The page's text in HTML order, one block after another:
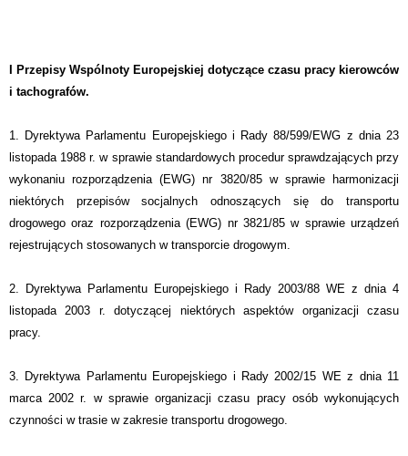
I Przepisy Wspólnoty Europejskiej dotyczące czasu pracy kierowców
i tachografów.
1. Dyrektywa Parlamentu Europejskiego i Rady 88/599/EWG z dnia 23
listopada 1988 r. w sprawie standardowych procedur sprawdzających przy
wykonaniu rozporządzenia (EWG) nr 3820/85 w sprawie harmonizacji
niektórych przepisów socjalnych odnoszących się do transportu
drogowego oraz rozporządzenia (EWG) nr 3821/85 w sprawie urządzeń
rejestrujących stosowanych w transporcie drogowym.
2. Dyrektywa Parlamentu Europejskiego i Rady 2003/88 WE z dnia 4
listopada 2003 r. dotyczącej niektórych aspektów organizacji czasu
pracy.
3. Dyrektywa Parlamentu Europejskiego i Rady 2002/15 WE z dnia 11
marca 2002 r. w sprawie organizacji czasu pracy osób wykonujących
czynności w trasie w zakresie transportu drogowego.